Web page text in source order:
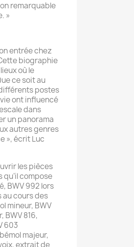
remarquable
»
entrée chez
biographie
où le
ce soit au
postes
ont influencé
dans
un panorama
autres genres
», écrit Luc
les pièces
qu’il compose
BWV 992 lors
au cours des
mineur, BWV
BWV 816,
603
majeur,
extrait de